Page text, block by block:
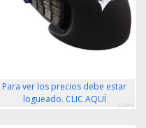
Para ver los precios debe estar
logueado. CLIC AQUÍ
226943